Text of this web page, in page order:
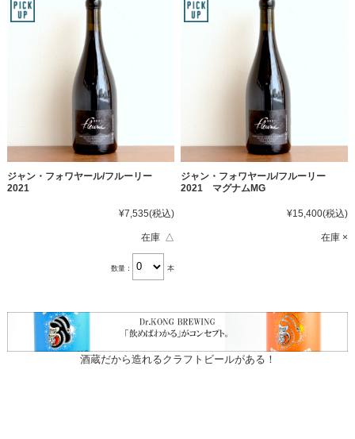
ジャン・フォワヤール/フルーリー
2021
¥7,535(税込)
在庫 △
数量： 本
ジャン・フォワヤール/フルーリー
2021 マグナムMG
¥15,400(税込)
在庫 ×
酒蔵だから造れるクラフトビールがある！